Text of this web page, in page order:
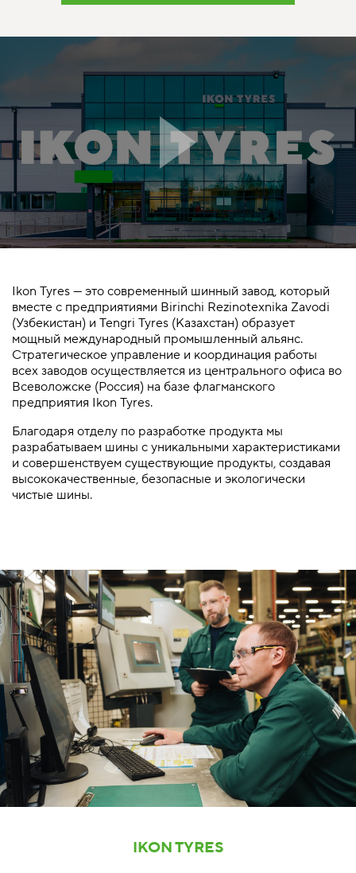
Ikon Tyres — это современный шинный завод, который
вместе с предприятиями Birinchi Rezinotexnika Zavodi
(Узбекистан) и Tengri Tyres (Казахстан) образует
мощный международный промышленный альянс.
Стратегическое управление и координация работы
всех заводов осуществляется из центрального офиса во
Всеволожске (Россия) на базе флагманского
предприятия Ikon Tyres.
Благодаря отделу по разработке продукта мы
разрабатываем шины с уникальными характеристиками
и совершенствуем существующие продукты, создавая
высококачественные, безопасные и экологически
чистые шины.
IKON TYRES